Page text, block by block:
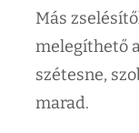
Más
melegíthető
szétesne,
marad.